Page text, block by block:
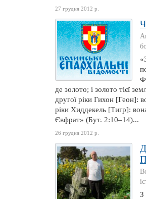
27 грудня 2012 р.
де золото; і золото тієї
другої ріки Гихон [Геон]:
ріки Хиддекель [Тигр]:
Євфрат» (Бут. 2:10–14)...
26 грудня 2012 р.
З